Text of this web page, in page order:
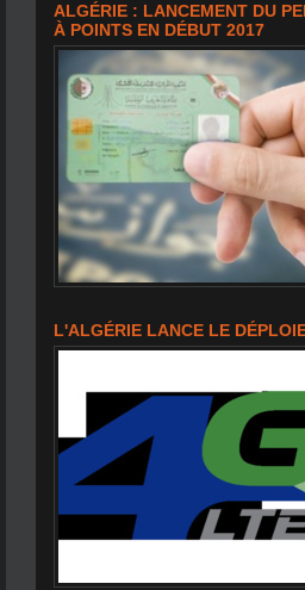
ALGÉRIE : LANCEMENT DU
À POINTS EN DÉBUT 2017
L'ALGÉRIE LANCE LE